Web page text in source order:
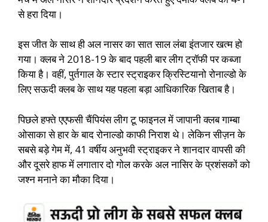
से हरा दिया।
इस जीत के साथ ही अल नासर का सात साल लंबा इंतजार खत्म हो
गया। क्लब ने 2018-19 के बाद पहली बार लीग ट्रॉफी पर कब्जा
किया है। वहीं, पुर्तगाल के स्टार स्ट्राइकर क्रिस्टियानो रोनाल्डो के
लिए सऊदी क्लब के साथ यह पहला बड़ा आधिकारिक खिताब है।
पिछले हफ्ते एएफसी चैंपियंस लीग टू फाइनल में जापानी क्लब गाम्बा
ओसाका से हार के बाद रोनाल्डो काफी निराश थे। लेकिन सीज़न के
सबसे बड़े गेम में, 41 वर्षीय अनुभवी स्ट्राइकर ने शानदार वापसी की
और दूसरे हाफ में लगातार दो गोल करके अल नासिर के प्रशंसकों को
जश्न मनाने का मौका दिया।